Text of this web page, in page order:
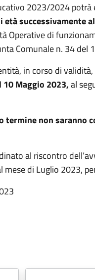
2023/2024
età successivamente
Operative di
Comunale n. 34 del
in corso di
Maggio 2023,al
non saranno
al riscontro
di Luglio 2023,